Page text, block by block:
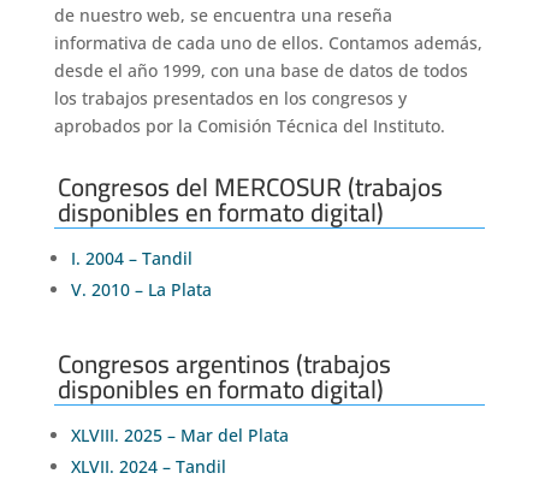
de nuestro web, se encuentra una reseña
informativa de cada uno de ellos. Contamos además,
desde el año 1999, con una base de datos de todos
los trabajos presentados en los congresos y
aprobados por la Comisión Técnica del Instituto.
Congresos del MERCOSUR (trabajos
disponibles en formato digital)
I. 2004 – Tandil
V. 2010 – La Plata
Congresos argentinos (trabajos
disponibles en formato digital)
XLVIII. 2025 – Mar del Plata
XLVII. 2024 – Tandil